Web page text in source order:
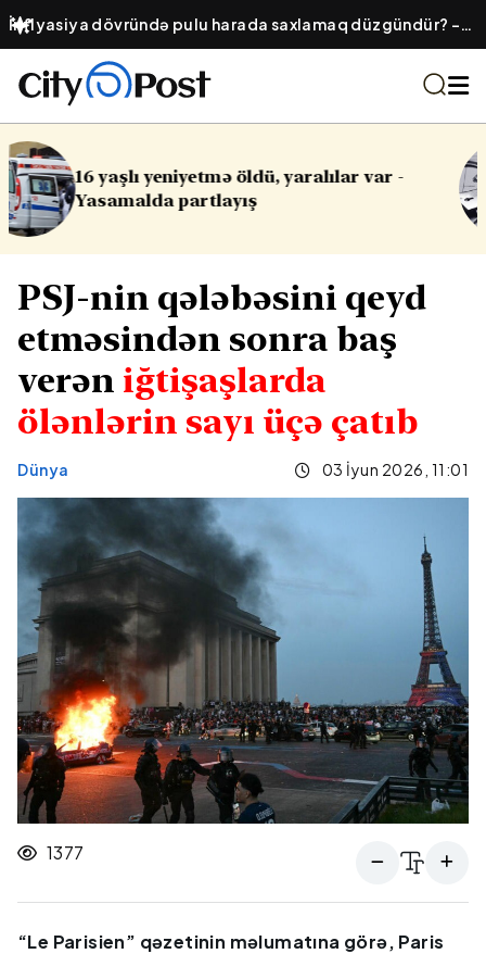
İnflyasiya dövründə pulu harada saxlamaq düzgündür? –
Ənənəvi əmanət, yoxsa qızıl?
var -
Cinayət işləri ilə bağlı vacib
PSJ-nin qələbəsini qeyd
etməsindən sonra baş
verən iğtişaşlarda
ölənlərin sayı üçə çatıb
Dünya 03 İyun 2026, 11:01
1377
“Le Parisien” qəzetinin məlumatına görə, Paris